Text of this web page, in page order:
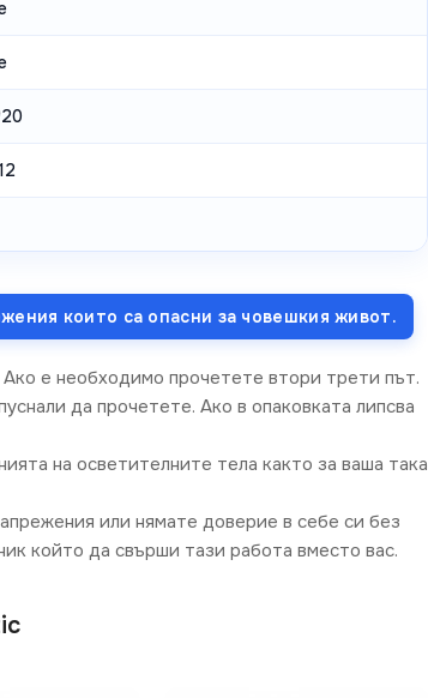
които са опасни за човешкия живот.
е необходимо прочетете втори трети път.
да прочетете. Ако в опаковката липсва
на осветителните тела както за ваша така
или нямате доверие в себе си без
който да свърши тази работа вместо вас.